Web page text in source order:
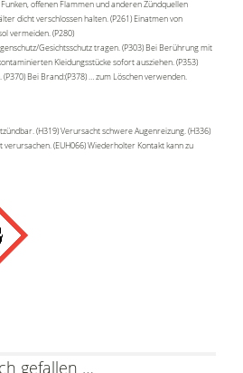
offenen Flammen und anderen Zündquellen
dicht verschlossen halten. (P261) Einatmen von
vermeiden. (P280)
Gesichtsschutz tragen. (P303) Bei Berührung mit
Kleidungsstücke sofort ausziehen. (P353)
Bei Brand:(P378) … zum Löschen verwenden.
(H319) Verursacht schwere Augenreizung. (H336)
(EUH066) Wiederholter Kontakt kann zu
gefallen …